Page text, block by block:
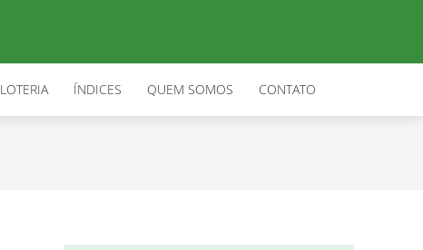
LOTERIA ÍNDICES QUEM SOMOS CONTATO